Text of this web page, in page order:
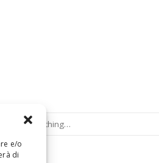
e/o
di